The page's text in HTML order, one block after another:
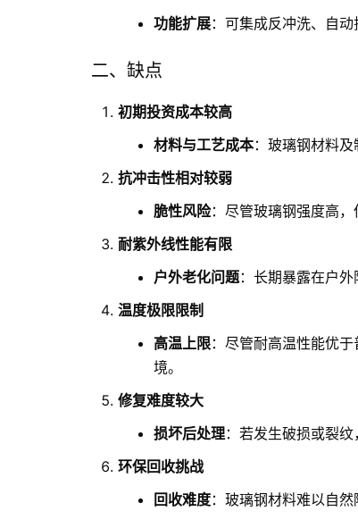
功能扩展：可集成反冲洗、自
二、缺点
初期投资成本较高
材料与工艺成本：玻璃钢材料及
抗冲击性相对较弱
脆性风险：尽管玻璃钢强度高
耐紫外线性能有限
户外老化问题：长期暴露在户外
温度极限限制
高温上限：尽管耐高温性能优
境。
修复难度较大
损坏后处理：若发生破损或裂
环保回收挑战
回收难度：玻璃钢材料难以自